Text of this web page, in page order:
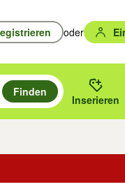
oder
und mit
zu suchen, oder
gewählten Orts oder PLZ.
Finden
Inserieren